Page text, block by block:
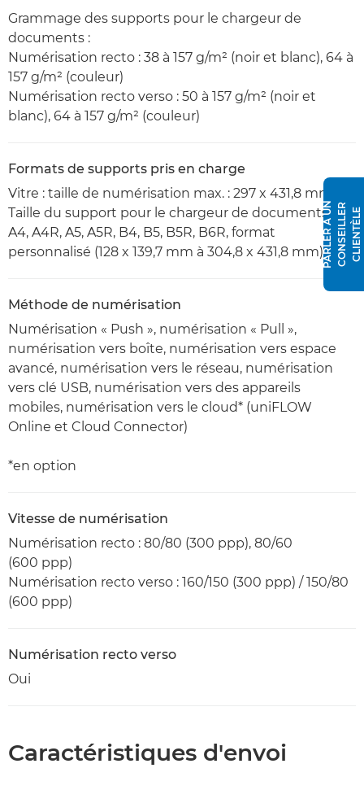
Grammage des supports pour le chargeur de
documents :
Numérisation recto : 38 à 157 g/m² (noir et blanc), 64 à
157 g/m² (couleur)
Numérisation recto verso : 50 à 157 g/m² (noir et
blanc), 64 à 157 g/m² (couleur)
Formats de supports pris en charge
Vitre : taille de numérisation max. : 297 x 431,8 mm
Taille du support pour le chargeur de documents : A3,
A4, A4R, A5, A5R, B4, B5, B5R, B6R, format
personnalisé (128 x 139,7 mm à 304,8 x 431,8 mm)
Méthode de numérisation
Numérisation « Push », numérisation « Pull »,
numérisation vers boîte, numérisation vers espace
avancé, numérisation vers le réseau, numérisation
vers clé USB, numérisation vers des appareils
mobiles, numérisation vers le cloud* (uniFLOW
Online et Cloud Connector)
*en option
Vitesse de numérisation
Numérisation recto : 80/80 (300 ppp), 80/60
(600 ppp)
Numérisation recto verso : 160/150 (300 ppp) / 150/80
(600 ppp)
Numérisation recto verso
Oui
Caractéristiques d'envoi
P
A
R
L
E
R
À U
N
C
O
N
S
E
I
L
L
E
R
C
L
I
E
N
T
È
L E